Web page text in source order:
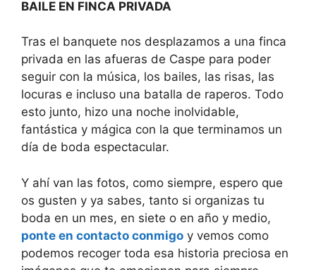
BAILE EN FINCA PRIVADA
Tras el banquete nos desplazamos a una finca
privada en las afueras de Caspe para poder
seguir con la música, los bailes, las risas, las
locuras e incluso una batalla de raperos. Todo
esto junto, hizo una noche inolvidable,
fantástica y mágica con la que terminamos un
día de boda espectacular.
Y ahí van las fotos, como siempre, espero que
os gusten y ya sabes, tanto si organizas tu
boda en un mes, en siete o en año y medio,
ponte en contacto conmigo y vemos como
podemos recoger toda esa historia preciosa en